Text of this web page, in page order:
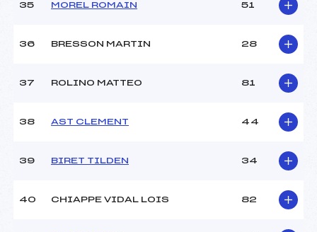
35 MOREL ROMAIN 51
36 BRESSON MARTIN 28
37 ROLINO MATTEO 81
38 AST CLEMENT 44
39 BIRET TILDEN 34
40 CHIAPPE VIDAL LOIS 82